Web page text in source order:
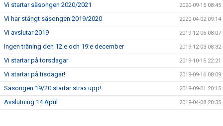
Vi startar säsongen 2020/2021 2020-09-15 08:45
Vi har stängt säsongen 2019/2020 2020-04-02 09:14
Vi avslutar 2019 2019-12-06 08:07
Ingen träning den 12:e och 19:e december 2019-12-03 08:32
Vi startar på torsdagar 2019-10-15 22:21
Vi startar på tisdagar! 2019-09-16 08:09
Säsongen 19/20 startar strax upp! 2019-09-01 20:15
Avslutning 14 April 2019-04-08 20:35